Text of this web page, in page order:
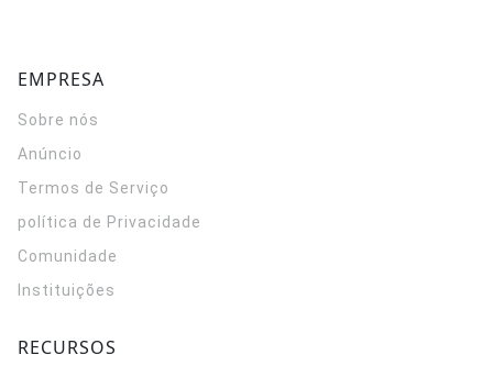
EMPRESA
Sobre nós
Anúncio
Termos de Serviço
política de Privacidade
Comunidade
Instituições
RECURSOS